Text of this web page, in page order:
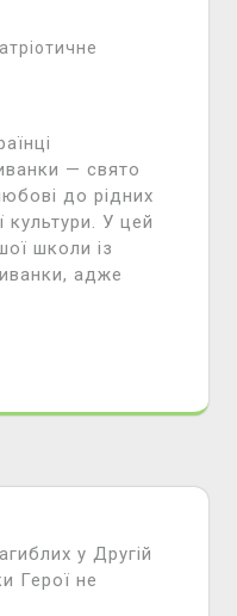
— свято
до рідних
культури. У цей
школи із
адже